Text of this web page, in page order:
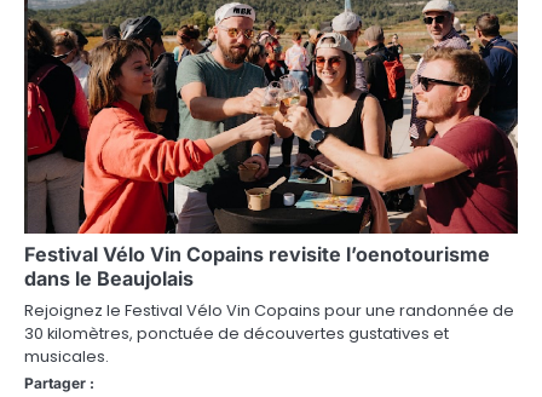
a
t
i
o
d
e
l
’
Festival Vélo Vin Copains revisite l’oenotourisme
dans le Beaujolais
Rejoignez le Festival Vélo Vin Copains pour une randonnée de
30 kilomètres, ponctuée de découvertes gustatives et
musicales.
Partager :